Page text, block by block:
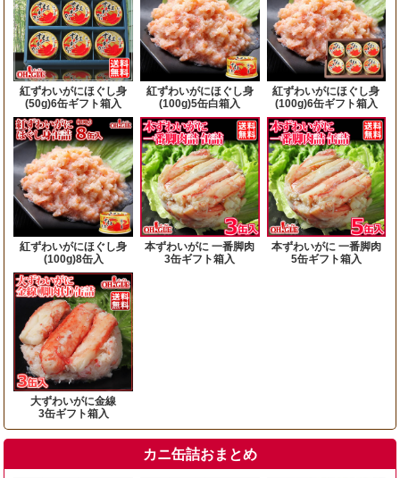
紅ずわいがにほぐし身
(50g)6缶ギフト箱入
紅ずわいがにほぐし身
(100g)5缶白箱入
紅ずわいがにほぐし身
(100g)6缶ギフト箱入
紅ずわいがにほぐし身
(100g)8缶入
本ずわいがに 一番脚肉
3缶ギフト箱入
本ずわいがに 一番脚肉
5缶ギフト箱入
大ずわいがに金線
3缶ギフト箱入
カニ缶詰おまとめ